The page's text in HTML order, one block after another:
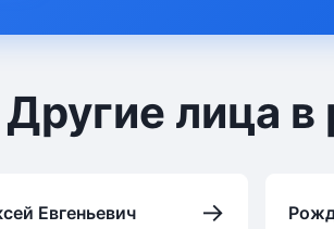
Другие лица в
Евгеньевич →